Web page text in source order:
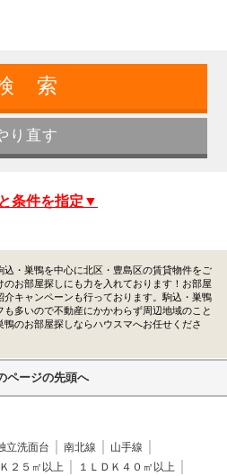
条件を指定▼
・巣鴨を中心に北区・豊島区の賃貸物件をご
お部屋探しにも力を入れております！お部屋
キャンペーンも行っております。駒込・巣鴨
多いので不動産にかかわらず周辺地域のこと
のお部屋探しならハウスマへお任せくださ
ページの先頭へ
立洗面台 南北線
山手線
２５㎡以上
１ＬＤＫ４０㎡以上